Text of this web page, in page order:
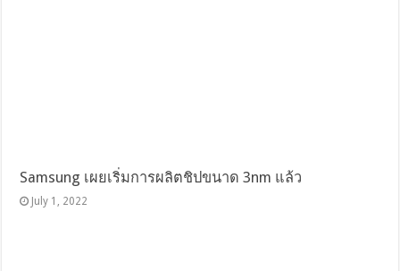
Samsung เผยเริ่มการผลิตชิปขนาด 3nm แล้ว
July 1, 2022